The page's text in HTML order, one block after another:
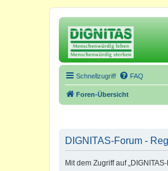
Schnellzugriff FAQ
Foren-Übersicht
DIGNITAS-Forum -
Mit dem Zugriff auf